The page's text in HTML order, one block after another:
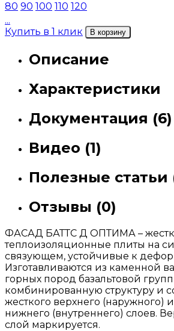
80 90 100 110 120
...
Купить в 1 клик
В корзину
Описание
Характеристики
Документация (6)
Видео (1)
Полезные статьи
Отзывы (0)
ФАСАД БАТТС Д ОПТИМА –
теплоизоляционные плиты на
связующем, устойчивые к
Изготавливаются из каменной
горных пород базальтовой
комбинированную структуру и
жесткого верхнего (наружного)
нижнего (внутреннего) слоев.
слой маркируется.